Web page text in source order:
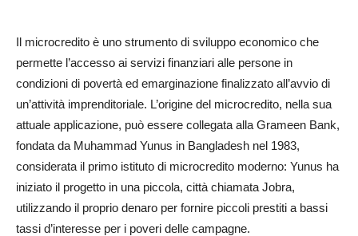
Il microcredito è uno strumento di sviluppo economico che
permette l’accesso ai servizi finanziari alle persone in
condizioni di povertà ed emarginazione finalizzato all’avvio di
un’attività imprenditoriale. L’origine del microcredito, nella sua
attuale applicazione, può essere collegata alla Grameen Bank,
fondata da Muhammad Yunus in Bangladesh nel 1983,
considerata il primo istituto di microcredito moderno: Yunus ha
iniziato il progetto in una piccola, città chiamata Jobra,
utilizzando il proprio denaro per fornire piccoli prestiti a bassi
tassi d’interesse per i poveri delle campagne.